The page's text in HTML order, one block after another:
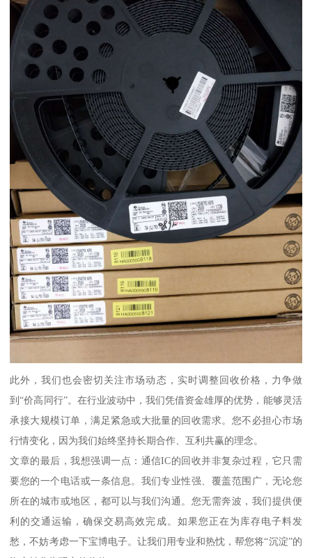
此外，我们也会密切关注市场动态，实时调整回收价格，力争做
到“价高同行”。在行业波动中，我们凭借资金雄厚的优势，能够灵活
承接大规模订单，满足紧急或大批量的回收需求。您不必担心市场
行情变化，因为我们始终坚持长期合作、互利共赢的理念。
文章的最后，我想强调一点：通信IC的回收并非复杂过程，它只需
要您的一个电话或一条信息。我们专业性强、覆盖范围广，无论您
所在的城市或地区，都可以与我们沟通。您无需奔波，我们提供便
利的交通运输，确保交易高效完成。如果您正在为库存电子料发
愁，不妨考虑一下宝博电子。让我们用专业和热忱，帮您将“沉淀”的